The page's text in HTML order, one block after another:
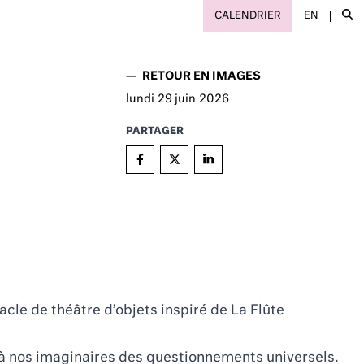
CALENDRIER EN
—
RETOUR EN IMAGES
lundi 29 juin 2026
PARTAGER
de théâtre d’objets inspiré de La Flûte
imaginaires des questionnements universels.